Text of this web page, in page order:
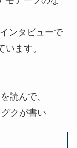
ンタビューで
ます。
読んで、
クが書い